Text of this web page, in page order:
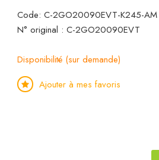
Code: C-2GO20090EVT-K245-AM
N° original : C-2GO20090EVT
Disponibilité (sur demande)
Ajouter à mes favoris